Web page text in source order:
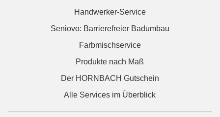
Handwerker-Service
Seniovo: Barrierefreier Badumbau
Farbmischservice
Produkte nach Maß
Der HORNBACH Gutschein
Alle Services im Überblick